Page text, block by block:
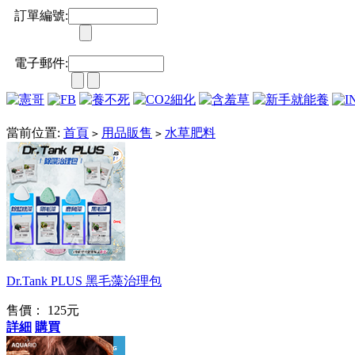
訂單編號:
電子郵件:
當前位置: 首頁 > 用品販售 > 水草肥料
台灣之光
Dr.Tank PLUS 黑毛藻治理包
售價： 125元
詳細 購買